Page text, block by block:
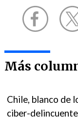
Más
Chile, blanco de
ciber-